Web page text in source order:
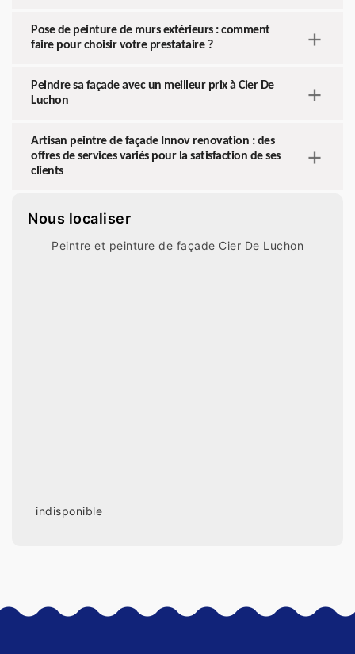
Pose de peinture de murs extérieurs : comment
faire pour choisir votre prestataire ?
Peindre sa façade avec un meilleur prix à Cier De
Luchon
Artisan peintre de façade Innov renovation : des
offres de services variés pour la satisfaction de ses
clients
Nous localiser
Peintre et peinture de façade Cier De Luchon
indisponible